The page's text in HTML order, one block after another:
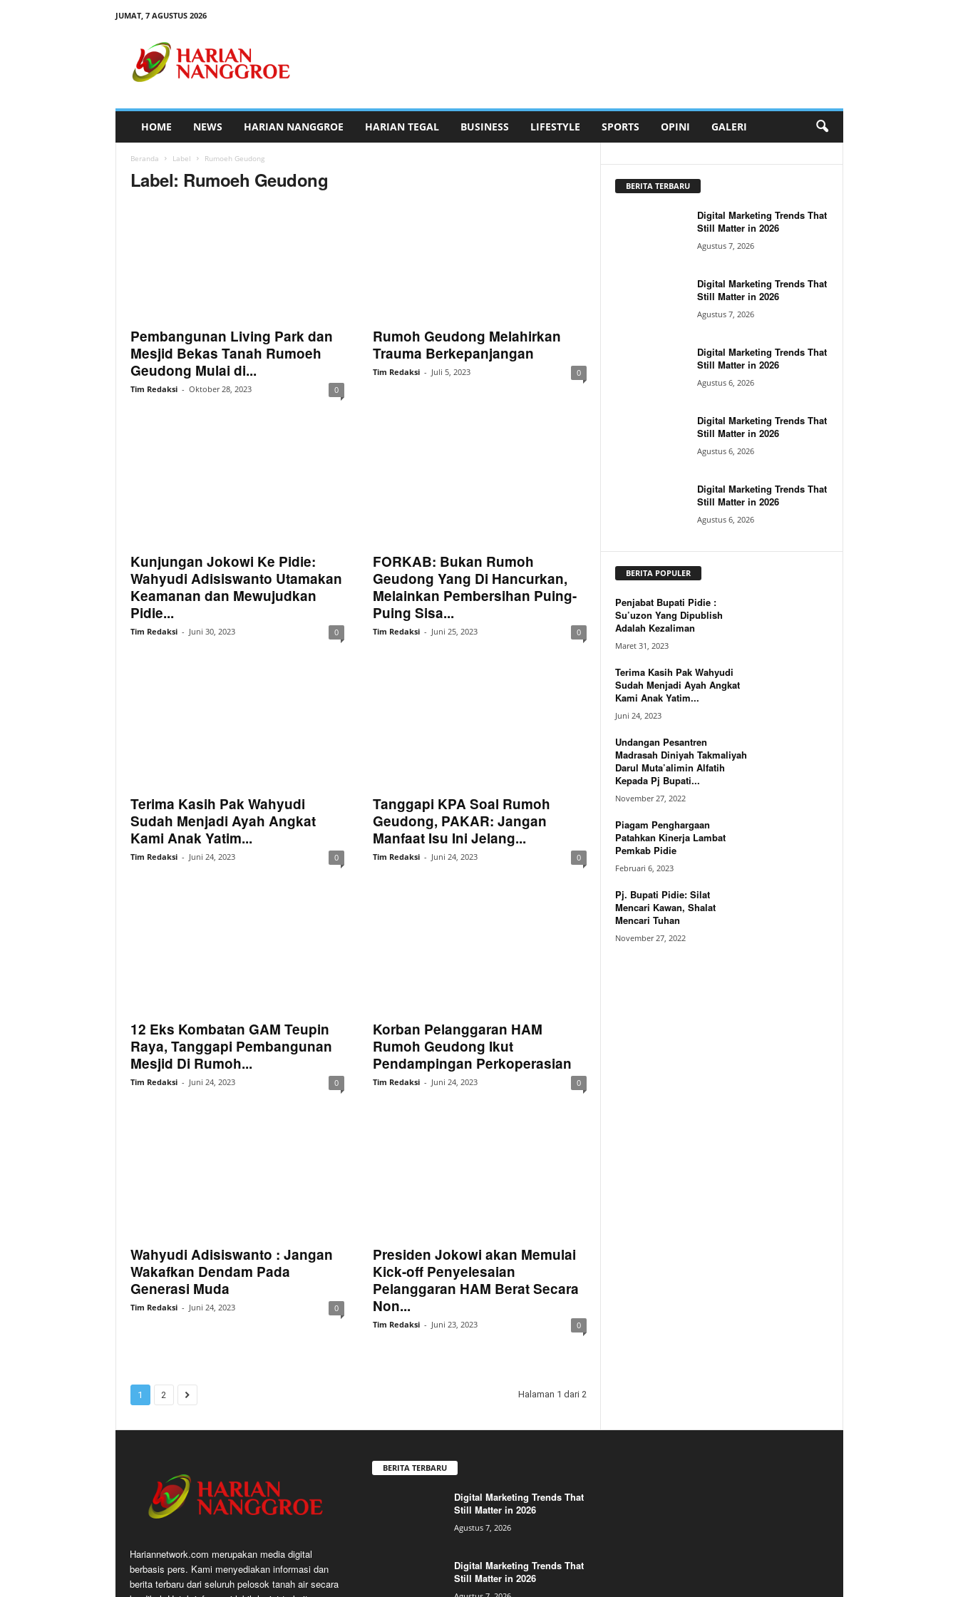
JUMAT, 7 AGUSTUS 2026
HOME NEWS HARIAN NANGGROE HARIAN TEGAL BUSINESS LIFESTYLE SPORTS OPINI GALERI
Beranda Label Rumoeh Geudong
Label: Rumoeh Geudong
Pembangunan Living Park dan
Mesjid Bekas Tanah Rumoeh
Geudong Mulai di...
Tim Redaksi - Oktober 28, 2023 0
Rumoh Geudong Melahirkan
Trauma Berkepanjangan
Tim Redaksi - Juli 5, 2023 0
Kunjungan Jokowi Ke Pidie:
Wahyudi Adisiswanto Utamakan
Keamanan dan Mewujudkan
Pidie...
Tim Redaksi - Juni 30, 2023 0
FORKAB: Bukan Rumoh
Geudong Yang Di Hancurkan,
Melainkan Pembersihan Puing-
Puing Sisa...
Tim Redaksi - Juni 25, 2023 0
Terima Kasih Pak Wahyudi
Sudah Menjadi Ayah Angkat
Kami Anak Yatim...
Tim Redaksi - Juni 24, 2023 0
Tanggapi KPA Soal Rumoh
Geudong, PAKAR: Jangan
Manfaat Isu Ini Jelang...
Tim Redaksi - Juni 24, 2023 0
12 Eks Kombatan GAM Teupin
Raya, Tanggapi Pembangunan
Mesjid Di Rumoh...
Tim Redaksi - Juni 24, 2023 0
Korban Pelanggaran HAM
Rumoh Geudong Ikut
Pendampingan Perkoperasian
Tim Redaksi - Juni 24, 2023 0
Wahyudi Adisiswanto : Jangan
Wakafkan Dendam Pada
Generasi Muda
Tim Redaksi - Juni 24, 2023 0
Presiden Jokowi akan Memulai
Kick-off Penyelesaian
Pelanggaran HAM Berat Secara
Non...
Tim Redaksi - Juni 23, 2023 0
1 2 Halaman 1 dari 2
BERITA TERBARU
Digital Marketing Trends That
Still Matter in 2026
Agustus 7, 2026
Digital Marketing Trends That
Still Matter in 2026
Agustus 7, 2026
Digital Marketing Trends That
Still Matter in 2026
Agustus 6, 2026
Digital Marketing Trends That
Still Matter in 2026
Agustus 6, 2026
Digital Marketing Trends That
Still Matter in 2026
Agustus 6, 2026
BERITA POPULER
Penjabat Bupati Pidie :
Su’uzon Yang Dipublish
Adalah Kezaliman
Maret 31, 2023
Terima Kasih Pak Wahyudi
Sudah Menjadi Ayah Angkat
Kami Anak Yatim...
Juni 24, 2023
Undangan Pesantren
Madrasah Diniyah Takmaliyah
Darul Muta’alimin Alfatih
Kepada Pj Bupati...
November 27, 2022
Piagam Penghargaan
Patahkan Kinerja Lambat
Pemkab Pidie
Februari 6, 2023
Pj. Bupati Pidie: Silat
Mencari Kawan, Shalat
Mencari Tuhan
November 27, 2022
Hariannetwork.com merupakan media digital
berbasis pers. Kami menyediakan informasi dan
berita terbaru dari seluruh pelosok tanah air secara
BERITA TERBARU
Digital Marketing Trends That
Still Matter in 2026
Agustus 7, 2026
Digital Marketing Trends That
Still Matter in 2026